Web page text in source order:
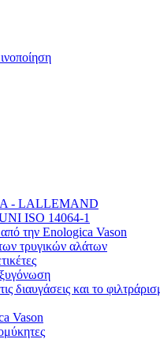
- LALLEMAND
ISO 14064-1
από την Enologica Vason
τρυγικών αλάτων
διαυγάσεις και το
Vason